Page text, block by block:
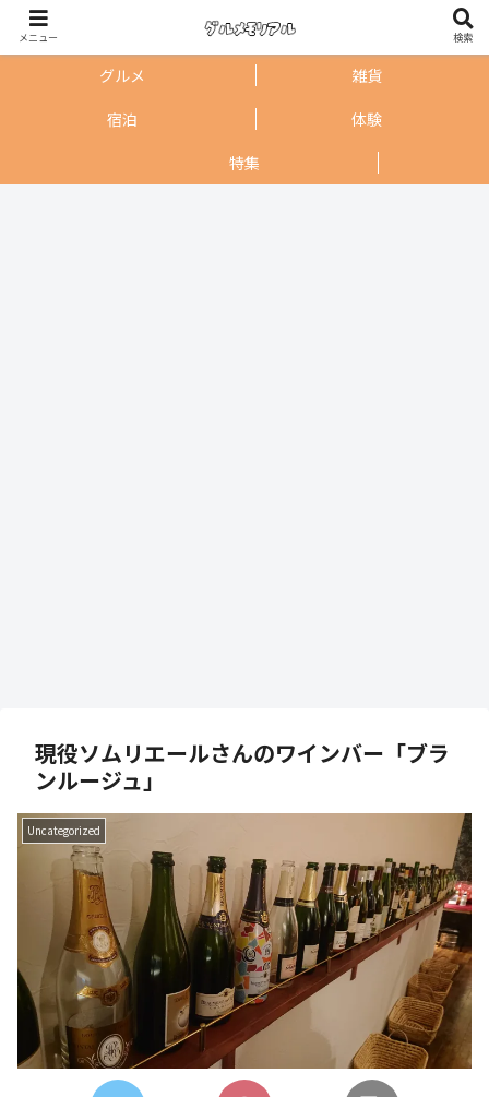
グルメ
雑貨
宿泊
体験
特集
現役ソムリエールさんのワインバー「ブラ
ンルージュ」
Uncategorized
メニュー 検索